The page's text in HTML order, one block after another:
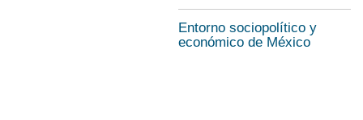
Entorno sociopolítico y
económico de México